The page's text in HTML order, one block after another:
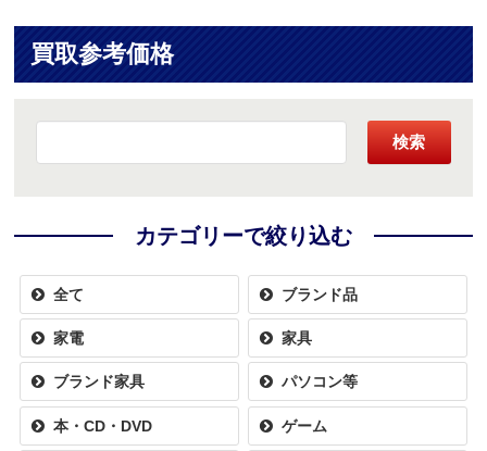
買取参考価格
検索
カテゴリーで絞り込む
全て ブランド品
家電 家具
ブランド家具 パソコン等
本・CD・DVD ゲーム